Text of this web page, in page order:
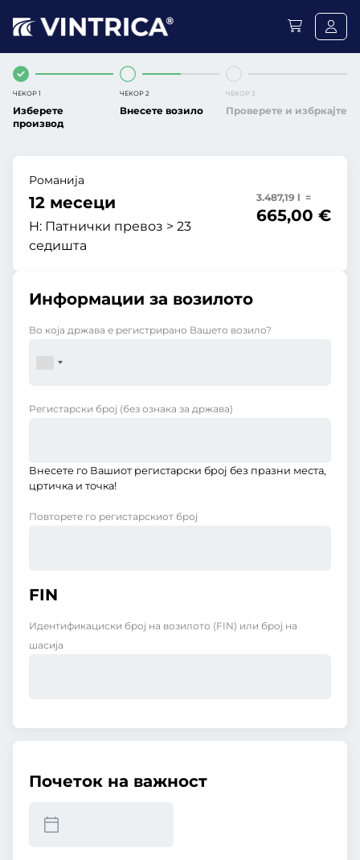
ЧЕКОР 1
Изберете
производ
ЧЕКОР 2
Внесете возило
ЧЕКОР 3
Проверете и избркајте
Романија
12 месеци
H: Патнички превоз > 23
седишта
3.487,19 l =
665,00 €
Информации за возилото
Во која држава е регистрирано Вашето возило?
Регистарски број (без ознака за држава)
Внесете го Вашиот регистарски број без празни места,
цртичка и точка!
Повторете го регистарскиот број
FIN
Идентификациски број на возилото (FIN) или број на
шасија
Почеток на важност